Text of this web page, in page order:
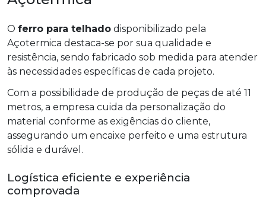
O ferro para telhado disponibilizado pela
Açotermica destaca-se por sua qualidade e
resistência, sendo fabricado sob medida para atender
às necessidades específicas de cada projeto.
Com a possibilidade de produção de peças de até 11
metros, a empresa cuida da personalização do
material conforme as exigências do cliente,
assegurando um encaixe perfeito e uma estrutura
sólida e durável.
Logística eficiente e experiência
comprovada